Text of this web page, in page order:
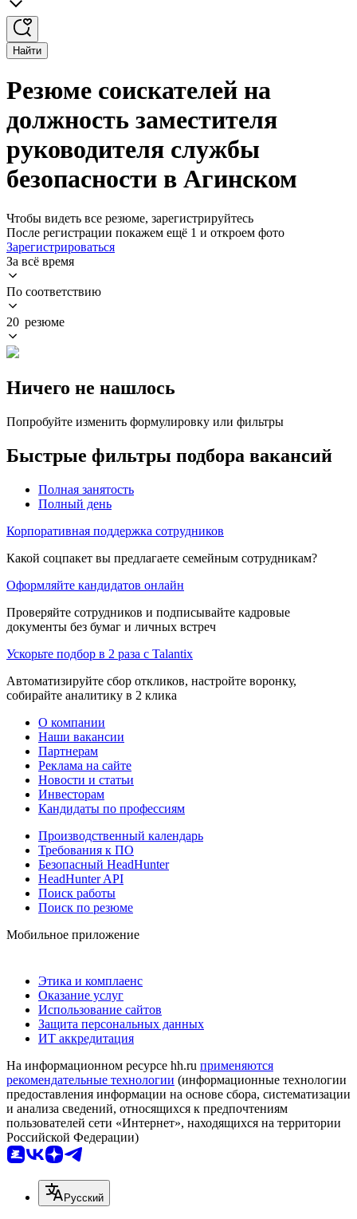
Найти
Резюме соискателей на
должность заместителя
руководителя службы
безопасности в Агинском
Чтобы видеть все резюме, зарегистрируйтесь
После регистрации покажем ещё 1 и откроем фото
Зарегистрироваться
За всё время
По соответствию
20 резюме
Ничего не нашлось
Попробуйте изменить формулировку или фильтры
Быстрые фильтры подбора вакансий
Полная занятость
Полный день
Корпоративная поддержка сотрудников
Какой соцпакет вы предлагаете семейным сотрудникам?
Оформляйте кандидатов онлайн
Проверяйте сотрудников и подписывайте кадровые
документы без бумаг и личных встреч
Ускорьте подбор в 2 раза с Talantix
Автоматизируйте сбор откликов, настройте воронку,
собирайте аналитику в 2 клика
О компании
Наши вакансии
Партнерам
Реклама на сайте
Новости и статьи
Инвесторам
Кандидаты по профессиям
Производственный календарь
Требования к ПО
Безопасный HeadHunter
HeadHunter API
Поиск работы
Поиск по резюме
Мобильное приложение
Этика и комплаенс
Оказание услуг
Использование сайтов
Защита персональных данных
ИТ аккредитация
На информационном ресурсе hh.ru применяются
рекомендательные технологии (информационные технологии
предоставления информации на основе сбора, систематизации
и анализа сведений, относящихся к предпочтениям
пользователей сети «Интернет», находящихся на территории
Российской Федерации)
Русский